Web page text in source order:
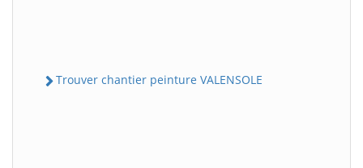
Trouver chantier peinture VALENSOLE